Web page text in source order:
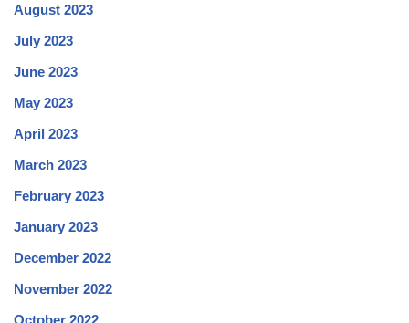
August 2023
July 2023
June 2023
May 2023
April 2023
March 2023
February 2023
January 2023
December 2022
November 2022
October 2022